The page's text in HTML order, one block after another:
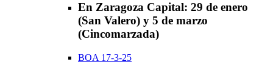
En Zaragoza Capital: 29 de enero
(San Valero) y 5 de marzo
(Cincomarzada)
BOA 17-3-25